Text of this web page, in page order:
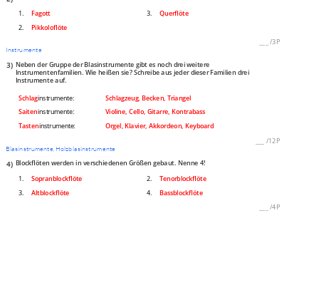
1. Fagott 3.
Querflöte
2.
Pikkoloflöte
/3P
Instrumente
3) Neben der Gruppe der Blasinstrumente gibt es noch drei weitere
Instrumentenfamilien. Wie heißen sie? Schreibe aus jeder dieser Familien drei
Instrumente auf.
Schlaginstrumente:
Schlagzeug, Becken, Triangel
Saiteninstrumente:
Violine, Cello, Gitarre, Kontrabass
Tasteninstrumente:
Orgel, Klavier, Akkordeon, Keyboard
/12P
Blasinstrumente, Holzblasinstrumente
4) Blockflöten werden in verschiedenen Größen gebaut. Nenne 4!
1. Sopranblockflöte 2.
Tenorblockflöte
3.
Altblockflöte 4. Bassblockflöte
/4P